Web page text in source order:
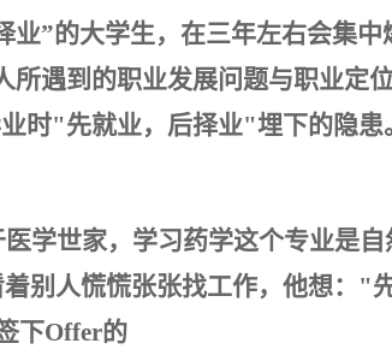
业”的大学生，在三年左右会集
所遇到的职业发展问题与职业定
时"先就业，后择业"埋下的隐患
学世家，学习药学这个专业是
别人慌慌张张找工作，他想："
下Offer的